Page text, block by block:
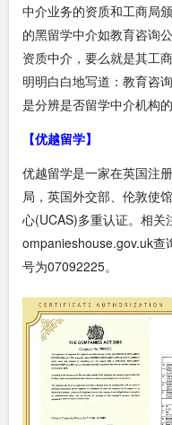
中介业务的资质和工商局
的黑留学中介如教育咨询
资质中介，要么就是其工
明明白白地写道：教育咨
是分辨是否留学中介机构
【优越留学】
优越留学是一家在英国注
局，英国外交部、伦敦使
心(UCAS)多重认证。相关
ompanieshouse.gov.uk查
号为07092225。